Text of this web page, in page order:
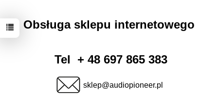
Obsługa sklepu internetowego
Tel + 48 697 865 383
sklep@audiopioneer.pl